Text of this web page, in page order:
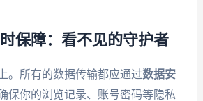
保障：看不见的守护者
。所有的数据传输都应通过数据安
保你的浏览记录、账号密码等隐私